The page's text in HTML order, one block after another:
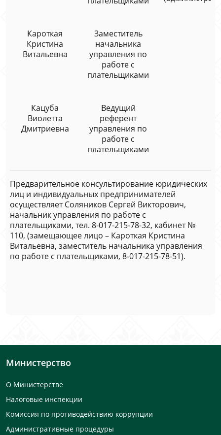
Кароткая
Кристина
Витальевна
Заместитель
начальника
управления по
работе с
плательщиками
Кацуба
Виолетта
Дмитриевна
Ведущий
референт
управления по
работе с
плательщиками
Предварительное консультирование юридических
лиц и индивидуальных предпринимателей
осуществляет Соляников Сергей Викторович,
начальник управления по работе с
плательщиками, тел. 8-017-215-78-32, кабинет №
110, (замещающее лицо – Кароткая Кристина
Витальевна, заместитель начальника управления
по работе с плательщиками, 8-017-215-78-51).
Министерство
О Министерстве
Налоговые инспекции
Комиссия по противодействию коррупции
Административные процедуры